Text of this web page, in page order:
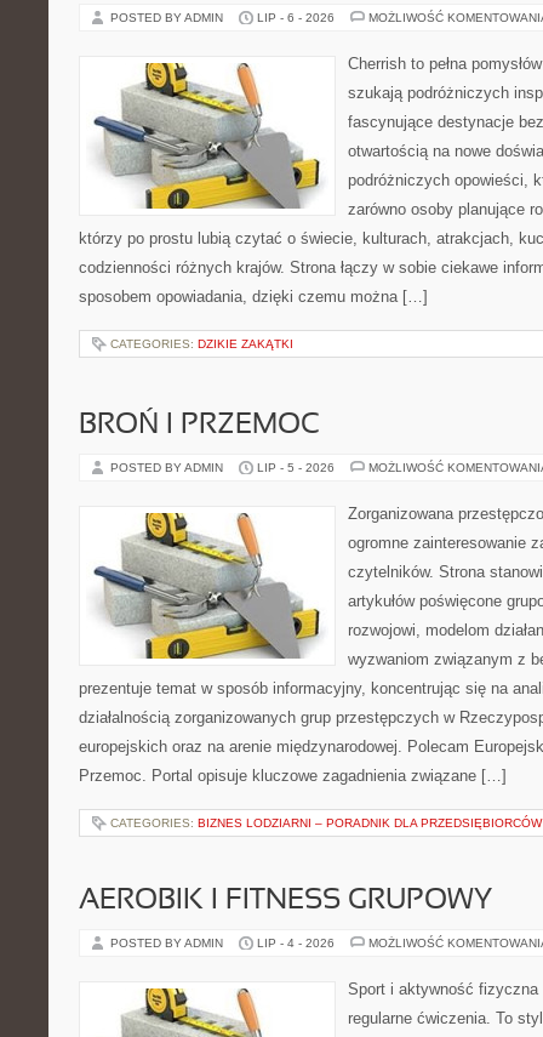
POSTED BY ADMIN LIP - 6 - 2026 MOŻLIWOŚĆ
Cherrish to pełna
szukają podróżniczych
fascynujące destynacje
otwartością na nowe
podróżniczych opowieści,
zarówno osoby planujące
którzy po prostu lubią czytać o świecie, kulturach, atrakcjach,
codzienności różnych krajów. Strona łączy w sobie ciekawe
sposobem opowiadania, dzięki czemu można […]
CATEGORIES: DZIKIE ZAKĄTKI
BROŃ I PRZEMOC
POSTED BY ADMIN LIP - 5 - 2026 MOŻLIWOŚĆ
Zorganizowana
ogromne zainteresowanie
czytelników. Strona
artykułów poświęcone
rozwojowi, modelom
wyzwaniom związanym z
prezentuje temat w sposób informacyjny, koncentrując się na
działalnością zorganizowanych grup przestępczych w
europejskich oraz na arenie międzynarodowej. Polecam
Przemoc. Portal opisuje kluczowe zagadnienia związane […]
CATEGORIES: BIZNES LODZIARNI – PORADNIK DLA PRZEDSIĘBIORCÓW
AEROBIK I FITNESS GRUPOWY
POSTED BY ADMIN LIP - 4 - 2026 MOŻLIWOŚĆ
Sport i aktywność
regularne ćwiczenia. To